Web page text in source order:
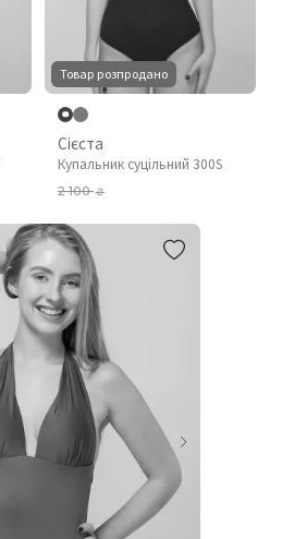
Товар розпродано
Сієста
Купальник суцільний 300S
2 100₴